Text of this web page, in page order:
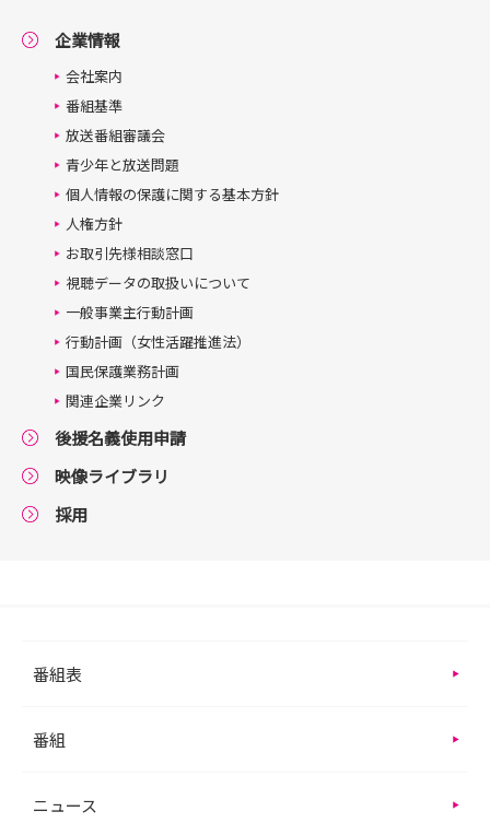
企業情報
会社案内
番組基準
放送番組審議会
青少年と放送問題
個人情報の保護に関する基本方針
人権方針
お取引先様相談窓口
視聴データの取扱いについて
一般事業主行動計画
行動計画（女性活躍推進法）
国民保護業務計画
関連企業リンク
後援名義使用申請
映像ライブラリ
採用
番組表
番組
ニュース